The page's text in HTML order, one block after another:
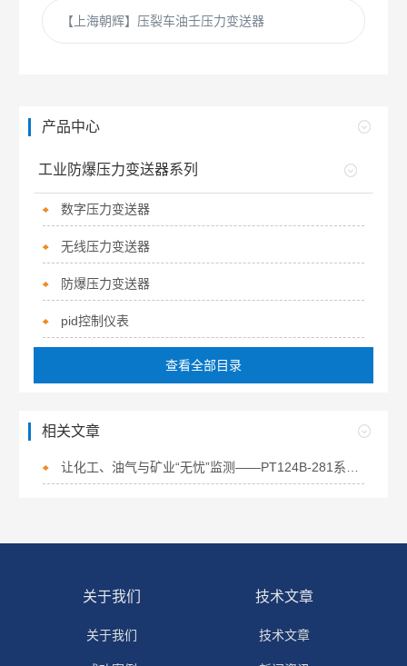
【上海朝辉】压裂车油壬压力变送器
产品中心
工业防爆压力变送器系列
数字压力变送器
无线压力变送器
防爆压力变送器
pid控制仪表
查看全部目录
相关文章
关于我们
关于我们
技术文章
技术文章